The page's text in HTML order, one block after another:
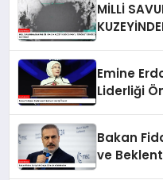
MİLLİ
Emine
Liderliği
Bakan
ve